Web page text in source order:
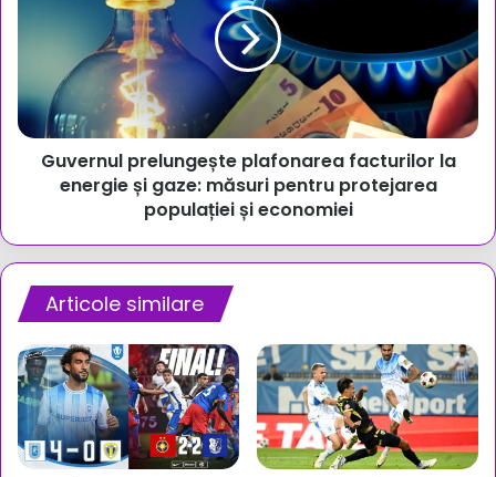
gaze:
măsuri
pentru
protejarea
economiei
Guvernul prelungește plafonarea facturilor la
energie și gaze: măsuri pentru protejarea
populației și economiei
Articole similare